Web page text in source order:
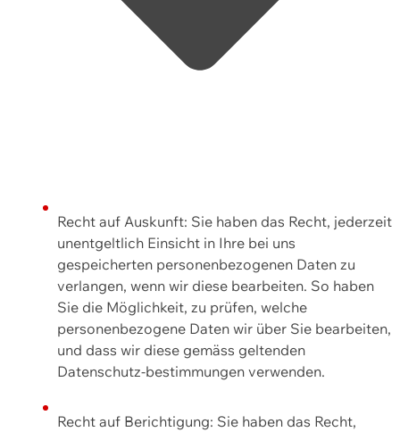
Recht auf Auskunft: Sie haben das Recht, jederzeit
unentgeltlich Einsicht in Ihre bei uns
gespeicherten personenbezogenen Daten zu
verlangen, wenn wir diese bearbeiten. So haben
Sie die Möglichkeit, zu prüfen, welche
personenbezogene Daten wir über Sie bearbeiten,
und dass wir diese gemäss geltenden
Datenschutz-bestimmungen verwenden.
Recht auf Berichtigung: Sie haben das Recht,